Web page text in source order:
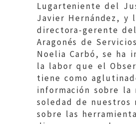
Lugarteniente del
Javier Hernández, y
directora-gerente
Aragonés de
Noelia Carbó, se ha
la labor que el
tiene como
información sobre la
soledad de nuestros
sobre las